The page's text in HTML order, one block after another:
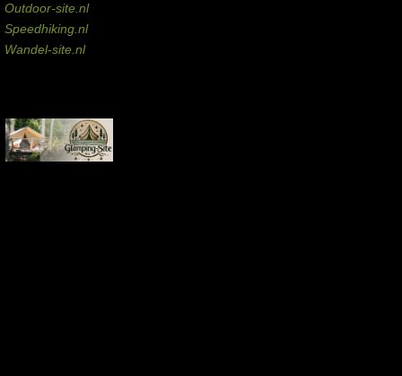
Outdoor-site.nl
Speedhiking.nl
Wandel-site.nl